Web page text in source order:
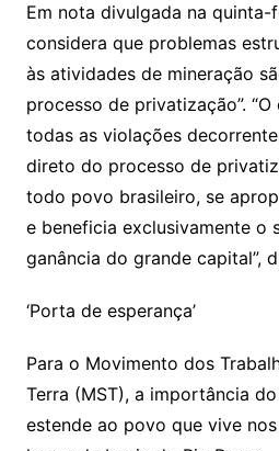
Em nota divulgada na quinta-
considera que problemas
às atividades de mineração
processo de privatização”.
todas as violações
direto do processo de
todo povo brasileiro, se
e beneficia exclusivamente o
ganância do grande capital”,
‘Porta de esperança’
Para o Movimento dos
Terra (MST), a importância
estende ao povo que vive